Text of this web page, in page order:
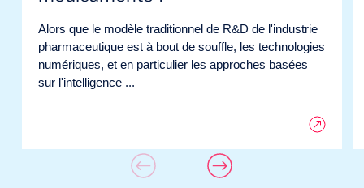
Alors que le modèle traditionnel de R&D de l'industrie
pharmaceutique est à bout de souffle, les technologies
numériques, et en particulier les approches basées
sur l'intelligence ...